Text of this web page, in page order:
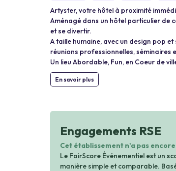
Artyster, votre hôtel à proximité
Aménagé dans un hôtel particulier de
et se divertir.
A taille humaine, avec un design pop
réunions professionnelles, séminaires
Un lieu Abordable, Fun, en Coeur de
En savoir plus
Engagements RSE
Cet établissement n'a pas
Le FairScore Événementiel est un
manière simple et comparable.